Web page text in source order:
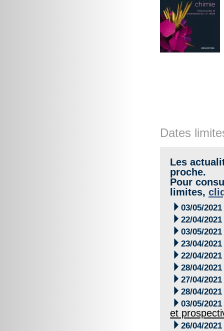
Dates
Les
proche.
Pour
limites,
 03/05/2021
 22/04/2021
 03/05/2021
 23/04/2021
 22/04/2021
 28/04/2021
 27/04/2021
 28/04/2021
 03/05/2021
et
 26/04/2021